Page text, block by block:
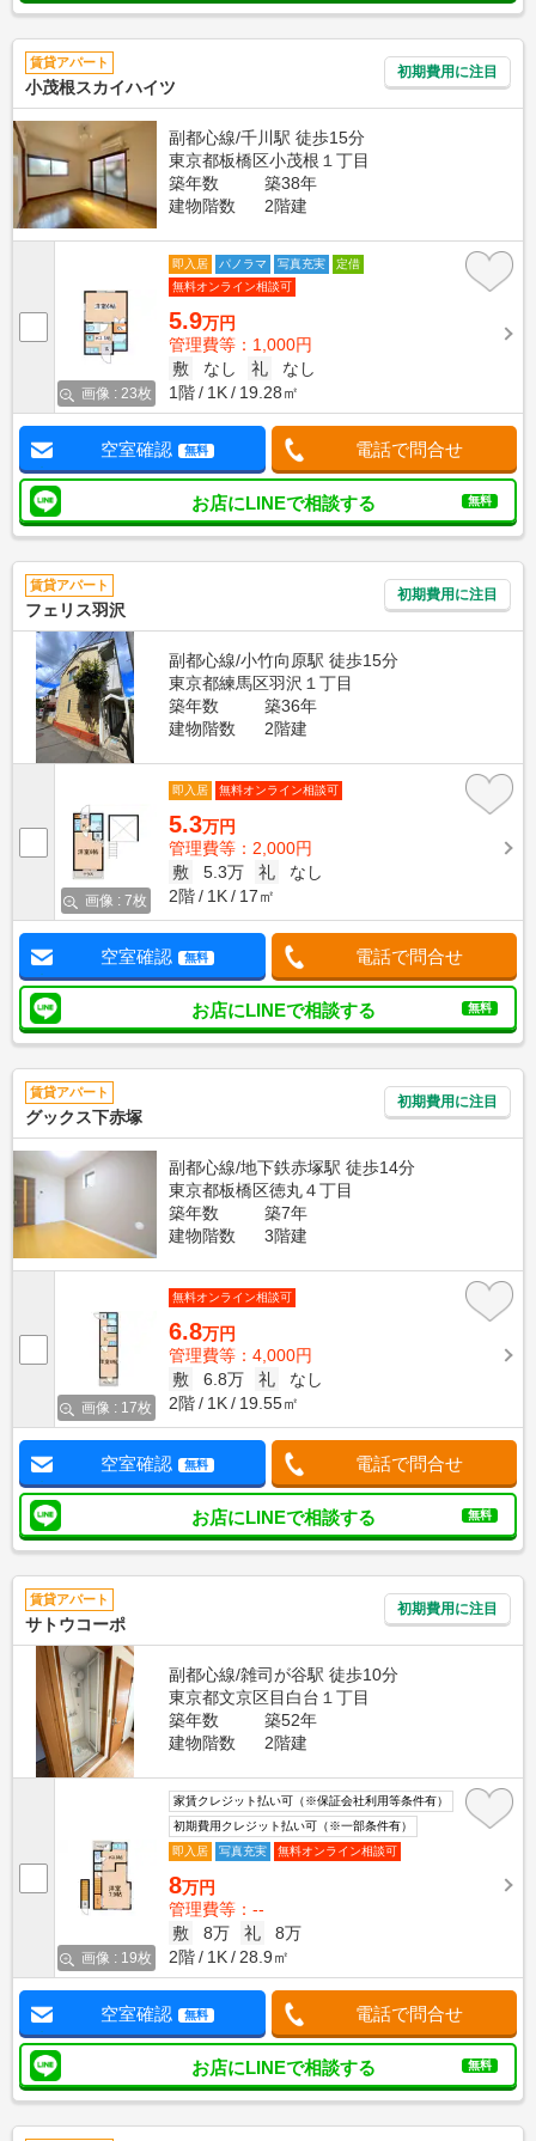
賃貸アパート
小茂根スカイハイツ
初期費用に注目
副都心線/千川駅 徒歩15分
東京都板橋区小茂根１丁目
築年数
築38年
建物階数
2階建
画像 : 23枚
即入居 パノラマ 写真充実
定借
無料オンライン相談可
5.9万円
管理費等：1,000円
敷
なし 礼
なし
1階
1K 19.28㎡
空室確認 無料 電話で問合せ
お店にLINEで相談する 無料
賃貸アパート
フェリス羽沢
初期費用に注目
副都心線/小竹向原駅 徒歩15分
東京都練馬区羽沢１丁目
築年数
築36年
建物階数
2階建
画像 : 7枚
即入居 無料オンライン相談可
5.3万円
管理費等：2,000円
敷
5.3万 礼
なし
2階
1K 17㎡
空室確認 無料 電話で問合せ
お店にLINEで相談する 無料
賃貸アパート
グックス下赤塚
初期費用に注目
副都心線/地下鉄赤塚駅 徒歩14分
東京都板橋区徳丸４丁目
築年数
築7年
建物階数
3階建
画像 : 17枚
無料オンライン相談可
6.8万円
管理費等：4,000円
敷
6.8万 礼
なし
2階
1K 19.55㎡
空室確認 無料 電話で問合せ
お店にLINEで相談する 無料
賃貸アパート
サトウコーポ
初期費用に注目
副都心線/雑司が谷駅 徒歩10分
東京都文京区目白台１丁目
築年数
築52年
建物階数
2階建
画像 : 19枚
家賃クレジット払い可（※保証会社利用等条件有）
初期費用クレジット払い可（※一部条件有）
即入居
写真充実 無料オンライン相談可
8万円
管理費等：--
敷
8万 礼
8万
2階
1K 28.9㎡
空室確認 無料 電話で問合せ
お店にLINEで相談する 無料